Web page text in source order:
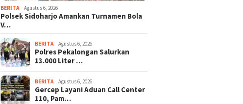
BERITA Agustus 6, 2026
Polsek Sidoharjo Amankan Turnamen Bola
V…
BERITA Agustus 6, 2026
Polres Pekalongan Salurkan
13.000 Liter …
BERITA Agustus 6, 2026
Gercep Layani Aduan Call Center
110, Pam…